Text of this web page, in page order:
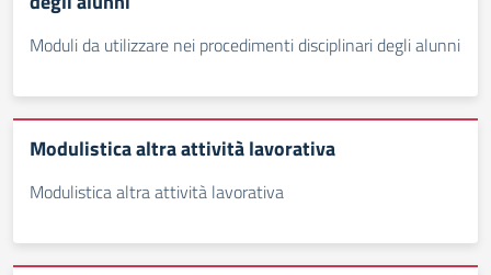
Moduli da utilizzare nei procedimenti disciplinari degli alunni
Modulistica altra attività lavorativa
Modulistica altra attività lavorativa